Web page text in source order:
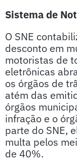
Sistema de
O SNE
desconto em
motoristas de
eletrônicas
os órgãos de
atém das
órgãos
infração e o
parte do SNE,
multa pelos
de 40%.